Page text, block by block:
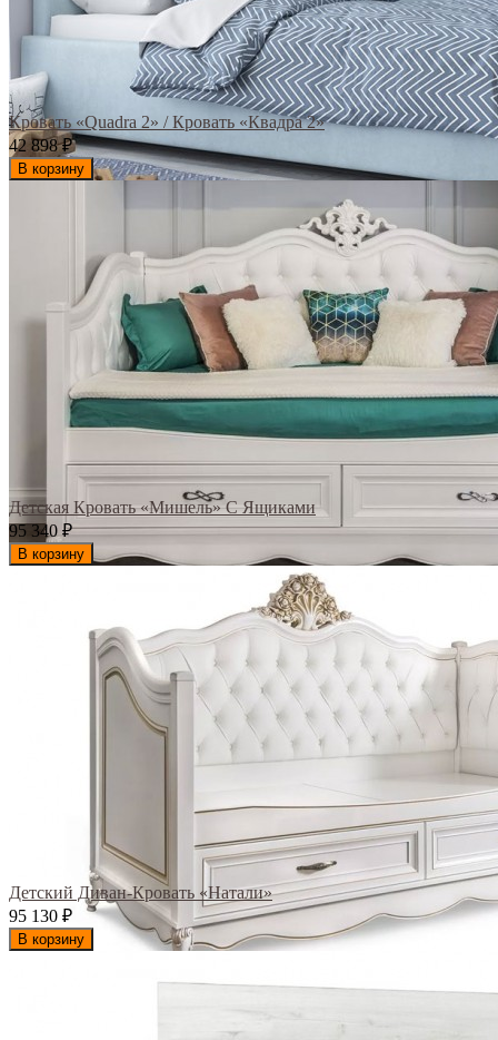
Кровать «Quadra 2» / Кровать «Квадра 2»
42 898₽
В корзину
Детская Кровать «Мишель» С Ящиками
95 340 ₽
В корзину
Детский Диван-Кровать «Натали»
95 130 ₽
В корзину